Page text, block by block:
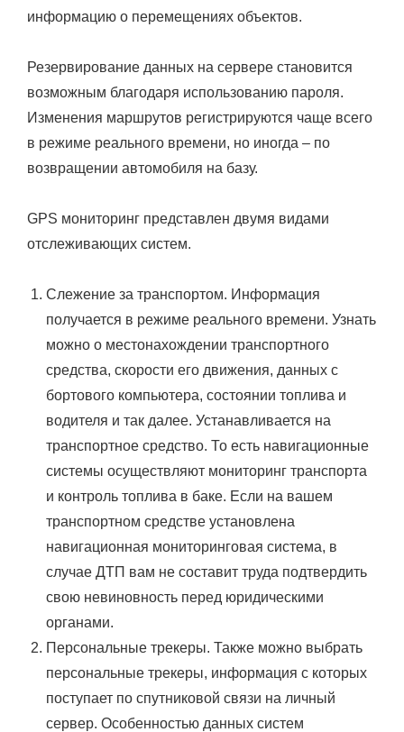
информацию о перемещениях объектов.
Резервирование данных на сервере становится
возможным благодаря использованию пароля.
Изменения маршрутов регистрируются чаще всего
в режиме реального времени, но иногда – по
возвращении автомобиля на базу.
GPS мониторинг представлен двумя видами
отслеживающих систем.
Слежение за транспортом. Информация
получается в режиме реального времени. Узнать
можно о местонахождении транспортного
средства, скорости его движения, данных с
бортового компьютера, состоянии топлива и
водителя и так далее. Устанавливается на
транспортное средство. То есть навигационные
системы осуществляют мониторинг транспорта
и контроль топлива в баке. Если на вашем
транспортном средстве установлена
навигационная мониторинговая система, в
случае ДТП вам не составит труда подтвердить
свою невиновность перед юридическими
органами.
Персональные трекеры. Также можно выбрать
персональные трекеры, информация с которых
поступает по спутниковой связи на личный
сервер. Особенностью данных систем